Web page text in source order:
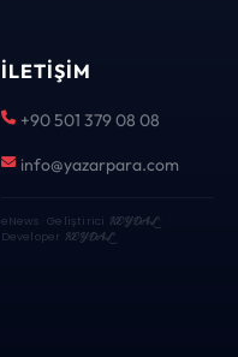
İLETIŞIM
+90 501 379 08 08
info@yazarpara.com
eNews · Geliştirici KEYDAL·
Developer KEYDAL